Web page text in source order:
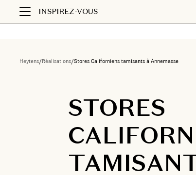
INSPIREZ-VOUS
Heytens/Réalisations/Stores Californiens tamisants à Annemasse
STORES